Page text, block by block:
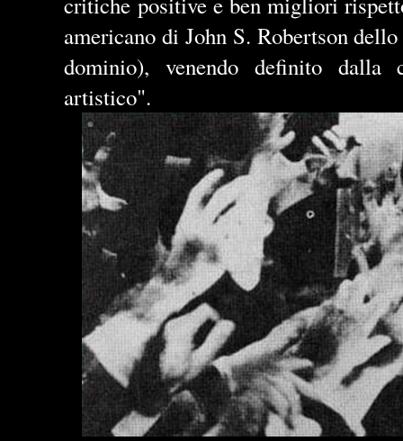
americano di John S. Robertson
dominio), venendo definito dalla
artistico".